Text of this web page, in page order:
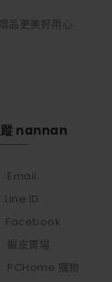
品更美好用心
蹤 nannan
Email
Line ID
Facebook
蝦皮賣場
PCHome 購物